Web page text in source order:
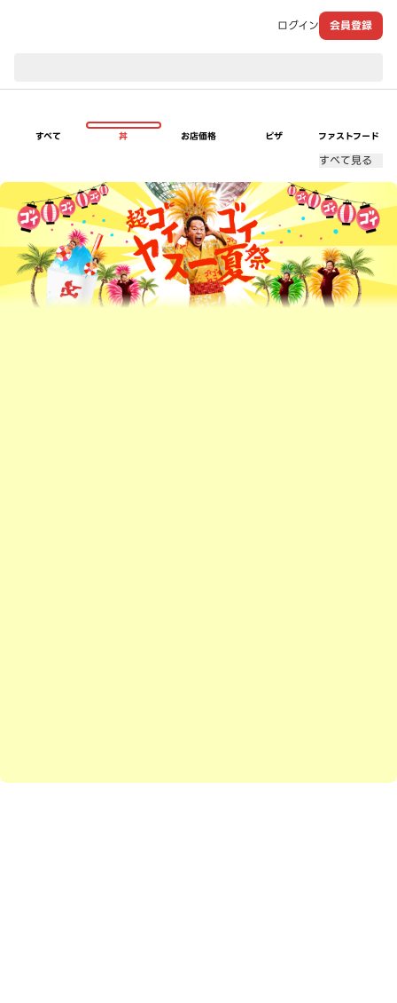
ログイン 会員登録
すべて 丼 お店価格 ピザ ファストフード
すべて見る
超ゴイゴイヤスー夏祭